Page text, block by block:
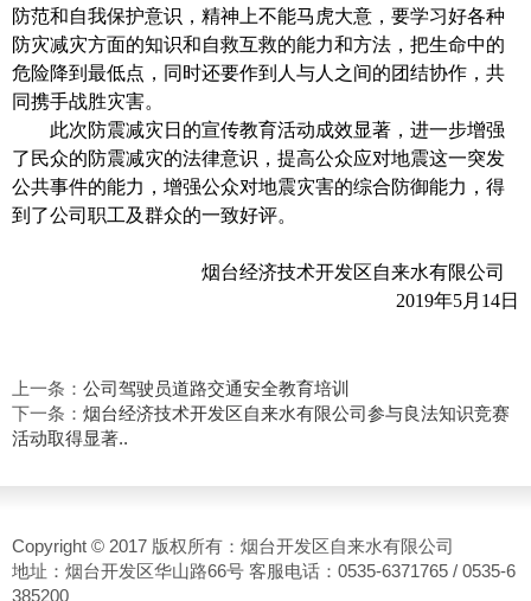
防范和自我保护意识 ， 精神上不能马虎大意，要学习好各种
防灾减灾方面的知识和自救互救的能力和方法，把生命中的
危险降到最低点，同时还要作到人与人之间的团结协作，共
同携手战胜灾害。
此次防震减灾日的宣传教育活动成效显著，进一步增强
了民众的防震减灾的法律意识，提高公众应对地震这一突发
公共事件的能力，增强公众对地震灾害的综合防御能力，得
到了公司职工及群众的一致好评。
烟台经济技术开发区自来水有限公司
2019年5月14日
上一条： 公司驾驶员道路交通安全教育培训
下一条： 烟台经济技术开发区自来水有限公司参与良法知识竞赛
活动取得显著..
Copyright © 2017 版权所有：烟台开发区自来水有限公司
地址：烟台开发区华山路66号 客服电话：0535-6371765 / 0535-6
385200